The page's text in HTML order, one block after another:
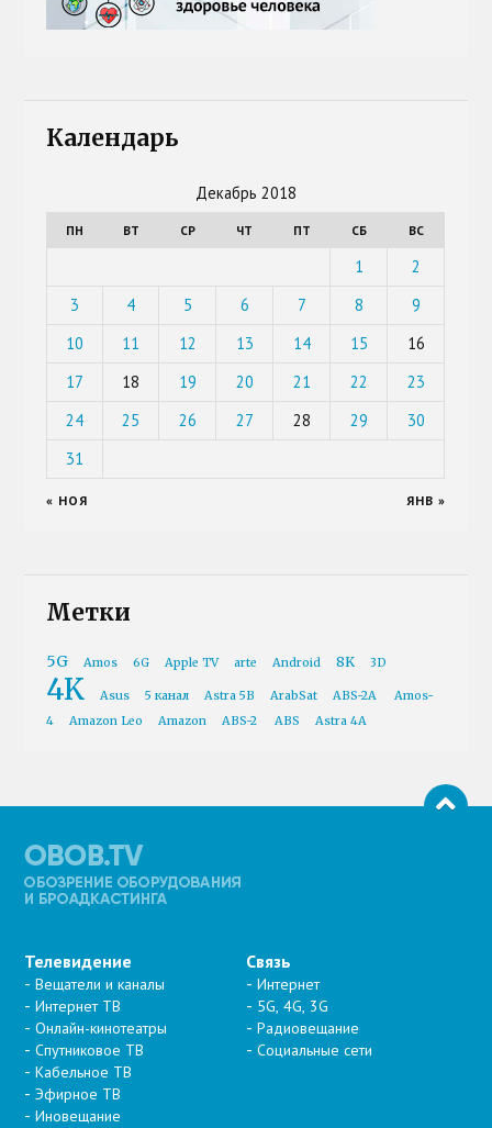
Календарь
Декабрь 2018
ПН ВТ СР ЧТ ПТ СБ ВС
1
2
3
4 5 6 7 8
9
10
11 12 13 14 15
16
17
18 19 20 21 22
23
24
25 26 27 28 29
30
31
« НОЯ ЯНВ »
Метки
5G Amos 6G Apple TV arte Android 8K 3D
4K Asus 5 канал Astra 5B ArabSat ABS-2A
Amos-
4
Amazon Leo Amazon ABS-2 ABS Astra 4A
Телевидение
Вещатели и каналы
Интернет ТВ
Онлайн-кинотеатры
Спутниковое ТВ
Кабельное ТВ
Эфирное ТВ
Иновещание
Связь
Интернет
5G, 4G, 3G
Радиовещание
Социальные сети